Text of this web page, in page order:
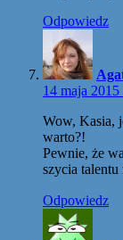
Odpowiedz
14 maja
Wow, Kasia,
warto?!
Pewnie, że
szycia talentu
Odpowiedz